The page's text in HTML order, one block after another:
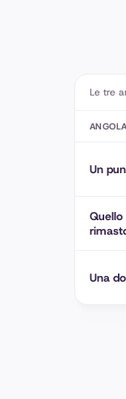
Le tre
Un
Una